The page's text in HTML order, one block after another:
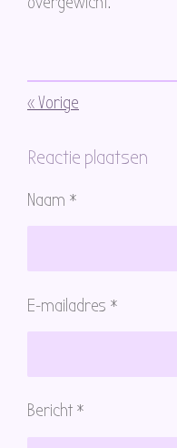
«Vorige
Reactie plaatsen
Naam *
E-mailadres *
Bericht *